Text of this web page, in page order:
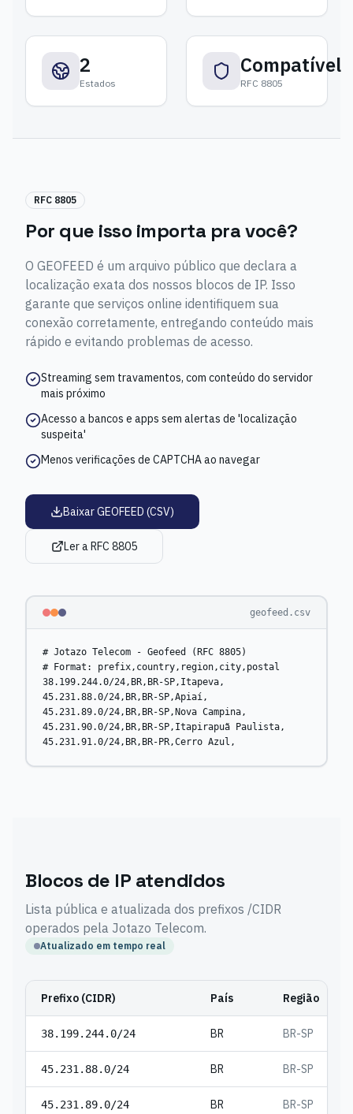
2
Estados
Compatível
RFC 8805
RFC 8805
Por que isso importa pra você?
O GEOFEED é um arquivo público que declara a
localização exata dos nossos blocos de IP. Isso
garante que serviços online identifiquem sua
conexão corretamente, entregando conteúdo mais
rápido e evitando problemas de acesso.
Streaming sem travamentos, com conteúdo do servidor
mais próximo
Acesso a bancos e apps sem alertas de 'localização
suspeita'
Menos verificações de CAPTCHA ao navegar
Baixar GEOFEED (CSV)
Ler a RFC 8805
geofeed.csv
# Jotazo Telecom - Geofeed (RFC 8805)
# Format: prefix,country,region,city,postal
38.199.244.0/24,BR,BR-SP,Itapeva,
45.231.88.0/24,BR,BR-SP,Apiaí,
45.231.89.0/24,BR,BR-SP,Nova Campina,
45.231.90.0/24,BR,BR-SP,Itapirapuã Paulista,
Blocos de IP atendidos
Lista pública e atualizada dos prefixos /CIDR
operados pela Jotazo Telecom.
Atualizado em tempo real
Prefixo (CIDR) País Região
38.199.244.0/24 BR BR-SP
45.231.88.0/24 BR BR-SP
45.231.89.0/24 BR BR-SP